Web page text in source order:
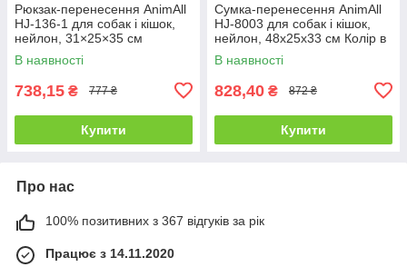
Рюкзак-перенесення AnimAll
HJ-136-1 для собак і кішок,
нейлон, 31×25×35 см
Кольори в асортименті
В наявності
738,15 ₴ 777 ₴
Купити
Сумка-перенесення AnimAll
HJ-8003 для собак і кішок,
нейлон, 48х25х33 см Колір в
асортименті
В наявності
828,40 ₴ 872 ₴
Купити
Про нас
100% позитивних з 367 відгуків за рік
Працює з 14.11.2020